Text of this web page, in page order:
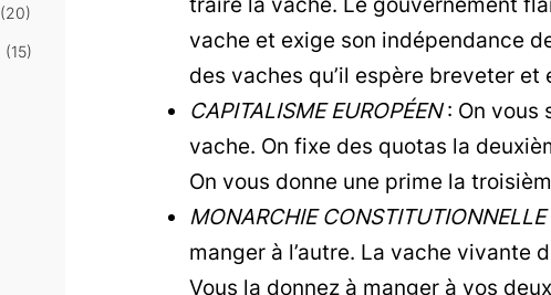
vache et exige son indépendance
des vaches qu’il espère breveter
CAPITALISME EUROPÉEN: On vous
vache. On fixe des quotas la
On vous donne une prime la
MONARCHIE CONSTITUTIONNELLE
manger à l’autre. La vache vivante
Vous la donnez à manger à vos
(20)
(15)